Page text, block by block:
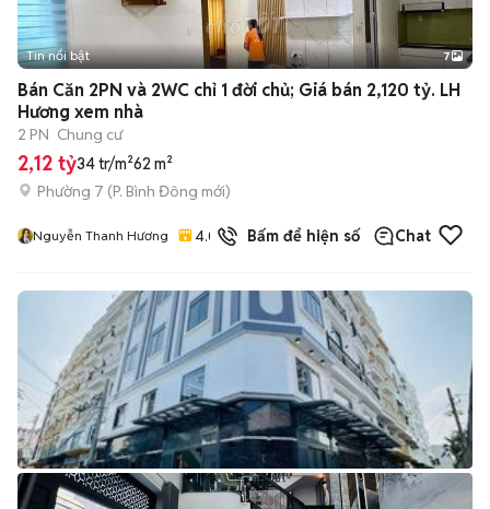
+2
Tin nổi bật 7
Bán Căn 2PN và 2WC chỉ 1 đời chủ; Giá bán 2,120 tỷ. LH
Hương xem nhà
2 PN Chung cư
2,12 tỷ34 tr/m²62 m²
Phường 7 (P. Bình Đông mới)
Nguyễn Thanh Hương 4.0 Bấm để hiện số Chat